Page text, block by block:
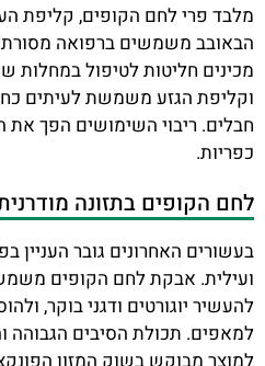
מלבד פרי לחם הקופים, קליפת
הבאובב משמשים ברפואה
מכינים חליטות לטיפול במחלות
וקליפת הגזע משמשת לעיתים
חבלים. ריבוי השימושים הפך
כפריות.
לחם הקופים בתזונה
בעשורים האחרונים גובר העניין
ועילית. אבקת לחם הקופים
להעשיר יוגורטים ודגני בוקר,
למאפים. תכולת הסיבים הגבוהה